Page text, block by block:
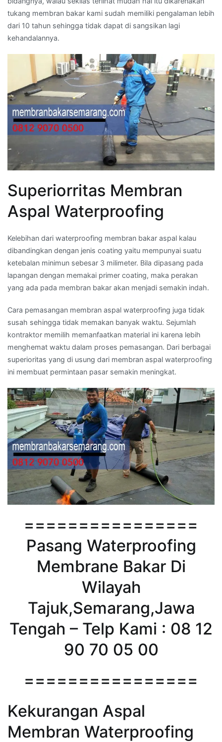
tukang membran bakar kami sudah memiliki pengalaman lebih
dari 10 tahun sehingga tidak dapat di sangsikan lagi
kehandalannya.
Superiorritas Membran
Aspal Waterproofing
Kelebihan dari waterproofing membran bakar aspal kalau
dibandingkan dengan jenis coating yaitu mempunyai suatu
ketebalan minimun sebesar 3 milimeter. Bila dipasang pada
lapangan dengan memakai primer coating, maka perakan
yang ada pada membran bakar akan menjadi semakin indah.
Cara pemasangan membran aspal waterproofing juga tidak
susah sehingga tidak memakan banyak waktu. Sejumlah
kontraktor memilih memanfaatkan material ini karena lebih
menghemat waktu dalam proses pemasangan. Dari berbagai
superioritas yang di usung dari membran aspal waterproofing
ini membuat permintaan pasar semakin meningkat.
================
Pasang Waterproofing
Membrane Bakar Di
Wilayah
Tajuk,Semarang,Jawa
Tengah – Telp Kami : 08 12
90 70 05 00
================
Kekurangan Aspal
Membran Waterproofing